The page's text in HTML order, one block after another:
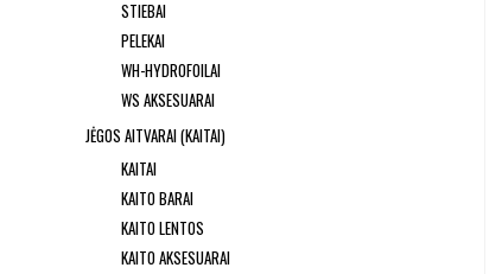
STIEBAI
PELEKAI
WH-HYDROFOILAI
WS AKSESUARAI
JĖGOS AITVARAI (KAITAI)
KAITAI
KAITO BARAI
KAITO LENTOS
KAITO AKSESUARAI